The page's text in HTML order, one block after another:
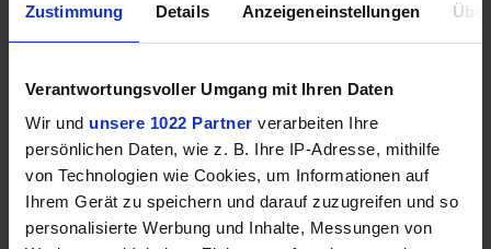
Zustimmung Details Anzeigeneinstellungen
Verantwortungsvoller Umgang mit Ihren Daten
Wir und unsere 1022 Partner verarbeiten Ihre
persönlichen Daten, wie z. B. Ihre IP-Adresse, mithilfe
von Technologien wie Cookies, um Informationen auf
Ihrem Gerät zu speichern und darauf zuzugreifen und so
personalisierte Werbung und Inhalte, Messungen von
1%
205.3 FPS
Intel Arc A770 Graphics - 16GB
AVG
FPS
1%
19.7
FPS
NVIDIA GeForce RTX 4080 SUPER - 16GB
AVG
123.8 FPS